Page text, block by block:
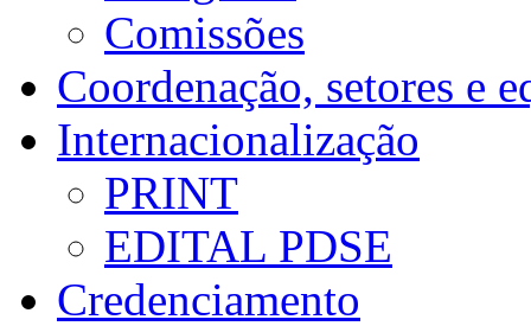
Comissões
Coordenação, setores e
Internacionalização
PRINT
EDITAL PDSE
Credenciamento